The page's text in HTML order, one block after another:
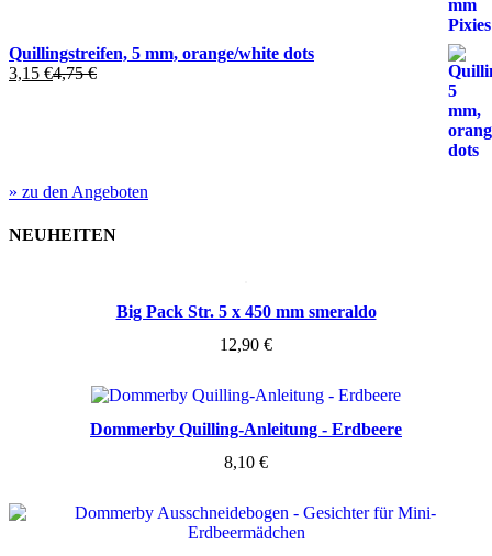
Quillingstreifen, 5 mm, orange/white dots
3,15 €4,75€
» zu den Angeboten
NEUHEITEN
Big Pack Str. 5 x 450 mm smeraldo
12,90 €
Dommerby Quilling-Anleitung - Erdbeere
8,10 €